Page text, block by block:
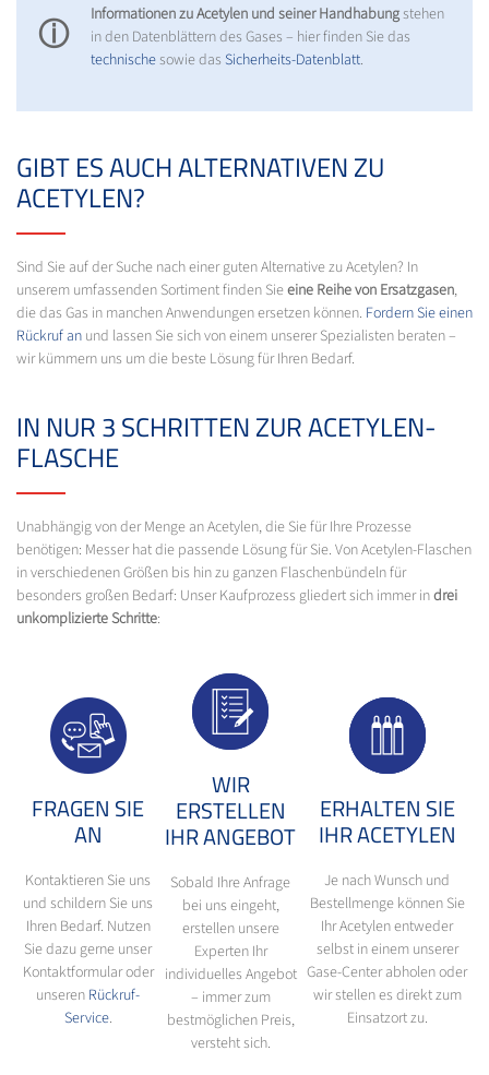
ⓘ
Informationen zu Acetylen und seiner Handhabungstehen
in den Datenblättern des Gases – hier finden Sie das
technischesowie das Sicherheits-Datenblatt.
GIBT ES AUCH ALTERNATIVEN ZU
ACETYLEN?
Sind Sie auf der Suche nach einer guten Alternative zu Acetylen? In
unserem umfassenden Sortiment finden Sieeine Reihe von Ersatzgasen,
die das Gas in manchen Anwendungen ersetzen können. Fordern Sie einen
Rückruf an und lassen Sie sich von einem unserer Spezialisten beraten –
wir kümmern uns um die beste Lösung für Ihren Bedarf.
IN NUR 3 SCHRITTEN ZUR ACETYLEN-
FLASCHE
Unabhängig von der Menge an Acetylen, die Sie für Ihre Prozesse
benötigen: Messer hat die passende Lösung für Sie. Von Acetylen-Flaschen
in verschiedenen Größen bis hin zu ganzen Flaschenbündeln für
besonders großen Bedarf: Unser Kaufprozess gliedert sich immer indrei
unkomplizierte Schritte:
FRAGEN SIE
AN
Kontaktieren Sie uns
und schildern Sie uns
Ihren Bedarf. Nutzen
Sie dazu gerne unser
Kontaktformular oder
unseren Rückruf-
Service.
WIR
ERSTELLEN
IHR ANGEBOT
Sobald Ihre Anfrage
bei uns eingeht,
erstellen unsere
Experten Ihr
individuelles Angebot
– immer zum
bestmöglichen Preis,
versteht sich.
ERHALTEN SIE
IHR ACETYLEN
Je nach Wunsch und
Bestellmenge können Sie
Ihr Acetylen entweder
selbst in einem unserer
Gase-Center abholen oder
wir stellen es direkt zum
Einsatzort zu.